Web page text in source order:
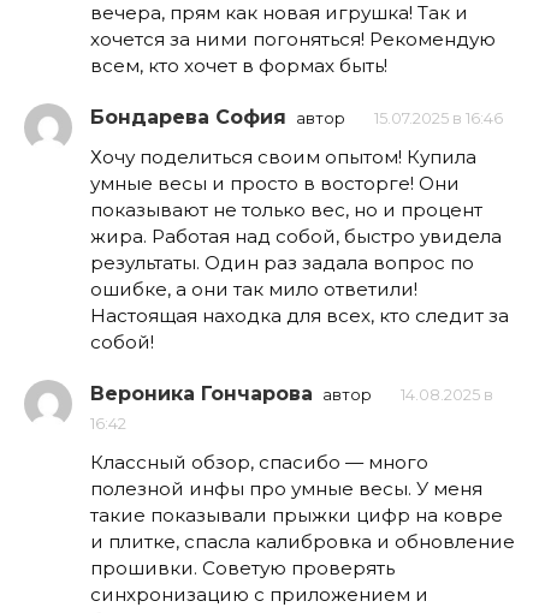
вечера, прям как новая игрушка! Так и
хочется за ними погоняться! Рекомендую
всем, кто хочет в формах быть!
Бондарева София автор 15.07.2025 в 16:46
Хочу поделиться своим опытом! Купила
умные весы и просто в восторге! Они
показывают не только вес, но и процент
жира. Работая над собой, быстро увидела
результаты. Один раз задала вопрос по
ошибке, а они так мило ответили!
Настоящая находка для всех, кто следит за
собой!
Вероника Гончарова автор
14.08.2025 в
16:42
Классный обзор, спасибо — много
полезной инфы про умные весы. У меня
такие показывали прыжки цифр на ковре
и плитке, спасла калибровка и обновление
прошивки. Советую проверять
синхронизацию с приложением и